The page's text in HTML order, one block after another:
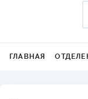
ГЛАВНАЯ